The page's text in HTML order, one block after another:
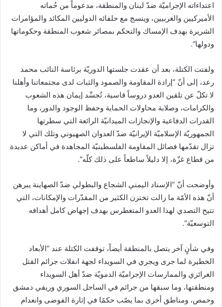
اعتداءاته الإجراميّة ضدّ لبنان والمنطقة، مدعوماً من حُماته
الأميركيين والغربيين، وينسج مع حلفائه الدوليين المكائد والمؤامرات
الشريرة بهدف الإمساك والتحكم بمصائر شعوب المنطقة وحكوماتها
ودولها”.
ولفتت الكتلة، بعد أن عقدت جلستها الدوريّة برئاسة النائب محمد
رعد، إلى أنّ “إرادة المقاومة والصمود والثبات لدى مجتمعاتنا وأهلنا
لا تكلّ عن تلقين العدو دروساً قاسية، تُجسِّد إيمان هذه الشعوب
والكرامات، وصلابة محاولات الحماية وحفظ الوجود والدور، وما
القدرات الدفاعية والإنجازات الميدانيّة الرائعة التي سطرتها
الجمهوريّة الإسلاميّة الإيرانيّة ضدّ العدوان الصهيوني وتلك التي لا
تزال تقدّمها فصائل المقاومة الفلسطينيّة المجاهدة في أماكن عديدة
من قطاع غزّة، إلا دليلاً ساطعاً على ذلك كلّه”.
وأوضحت أنّ “الإسناد اليمني الشجاع والبطولي ضدّ الصهاينة يبرهن
أنّ هذه الأمّة ما زالت تختزن الكثير من المقدّرات والإمكانات، التي
تتيح التصدي لهذا العدو المتغطرس بهدف إجهاض كامل أهدافه
التوسعيّة”.
وفي شأنٍ آخر يتصل بالمنطقة أيضاً، توقفت الكتلة عند “الأبعاد
الخطيرة لما جرى ويجري في السويداء لجهة انفلات جرائم القتل
الغرائزي والممارسات الإجراميّة الدمويّة ضدّ أهل السويداء
ومنطقتها، وما سبقها من جرائم في الساحل السوري وريفي دمشق
وحمص، ومناطق أخرى بما يصّب حكمًا في إثارة الفوضى وانعدام